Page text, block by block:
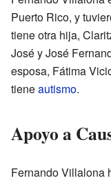
Puerto Rico, y
tiene otra hija,
José y José
esposa, Fátima
tieneautismo.
Apoyo a
Fernando Villalona